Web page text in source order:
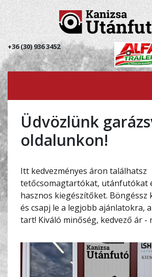
+36 (30) 936 3452
Üdvözlünk
oldalunkon!
Itt kedvezményes áron találhatsz
tetőcsomagtartókat, utánfutókat
hasznos kiegészítőket. Böngéssz
és csapj le a legjobb ajánlatokra,
tart! Kiváló minőség, kedvező ár -